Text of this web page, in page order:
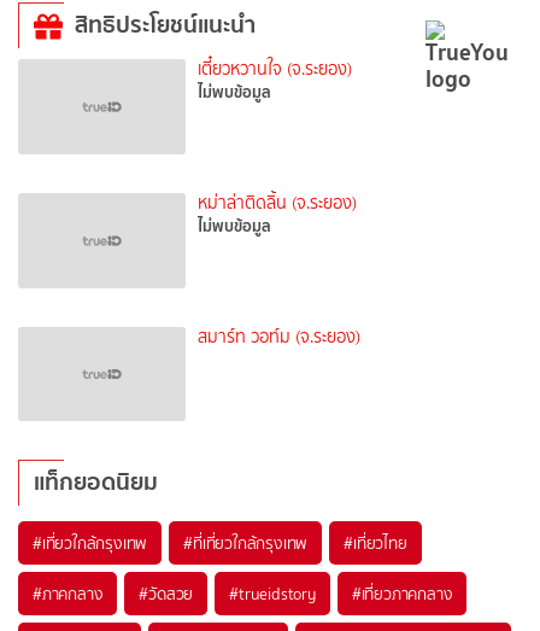
สิทธิประโยชน์แนะนำ
เตี๋ยวหวานใจ (จ.ระยอง)
ไม่พบข้อมูล
หม่าล่าติดลิ้น (จ.ระยอง)
ไม่พบข้อมูล
สมาร์ท วอท์ม (จ.ระยอง)
แท็กยอดนิยม
#เที่ยวใกล้กรุงเทพ #ที่เที่ยวใกล้กรุงเทพ #เที่ยวไทย
#ภาคกลาง #วัดสวย #trueidstory #เที่ยวภาคกลาง